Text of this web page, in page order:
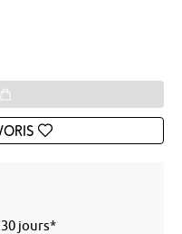
jours*